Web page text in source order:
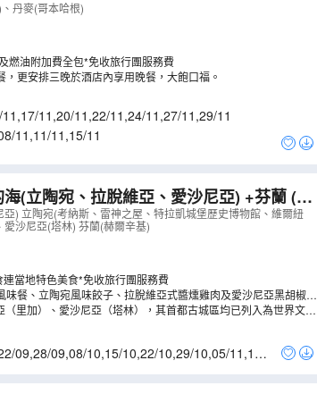
進號/北極圈科學博物館、石中教堂、費
丹麥(哥本哈根)
燃油附加費全包*免收旅行團服務費
更安排三晚於酒店內享用晚餐，大飽口福。
,17/11 ,20/11 ,22/11 ,24/11 ,27/11 ,29/11
11,11/11 ,15/11
(立陶宛、拉脫維亞、愛沙尼亞) +芬蘭 (赫
LCNWO10N）
) 立陶宛(考納斯、雷神之屋、特拉凱城堡歷史博物館、維爾紐
沙尼亞(塔林) 芬蘭(赫爾辛基)
當地特色美食*免收旅行團服務費
餐、立陶宛風味餃子、拉脫維亞式醬燻雞肉及愛沙尼亞黑胡椒牛
里加）、愛沙尼亞（塔林），其首都古城區均已列入為世界文化
09,28/09,08/10,15/10,22/10,29/10,05/11 ,12/1